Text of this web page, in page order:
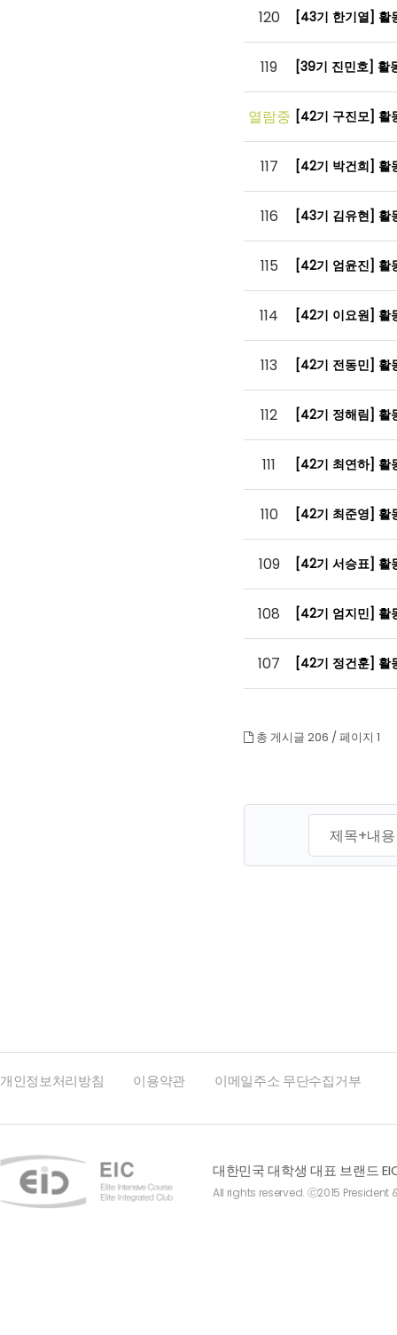
120 [43기 한기열] 활
119 [39기 진민호] 활
열람중 [42기 구진모] 활
117 [42기 박건희] 활
116 [43기 김유현] 활
115 [42기 엄윤진] 활
114 [42기 이요원] 활
113 [42기 전동민] 활
112 [42기 정해림] 활
111 [42기 최연하] 활
110 [42기 최준영] 활
109 [42기 서승표] 활
108 [42기 엄지민] 활
107 [42기 정건훈] 활
총 게시글 206 / 페이지 1
개인정보처리방침 이용약관 이메일주소 무단수집거부
대한민국 대학생 대표 브랜드
All rights reserved. ⓒ2015